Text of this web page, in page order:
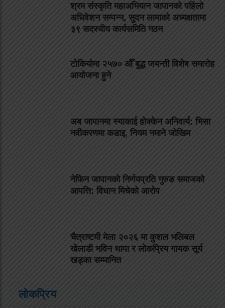
श्रम संस्कृति महाअभियान जापानको पहिलो
अधिवेशन सम्पन्न, सुदन लामाको अध्यक्षतामा
३९ सदस्यीय कार्यसमिति गठन
टोकियोमा २५७० औँ बुद्ध जयन्ती विशेष समारोह
आयोजना हुने
अब जापानमा स्याकाई होक्केन अनिवार्य: भिसा
नवीकरणमा कडाइ, नियम नमाने जोखिम
नेफिन जापानको निर्णयप्रति गुरुङ समाजको
आपत्ति: विधान मिचेको आरोप
चैत्राष्टमी मेला २०२६ मा कुशल भलिबल
खेलाडी भविन थापा र लोकप्रिय गायक सूर्य
खड्का सम्मानित
लोकप्रिय